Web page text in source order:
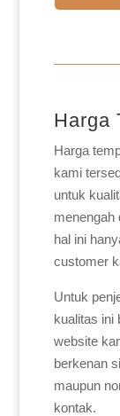
Harga
Harga
kami
untuk
menengah
hal ini
customer
Untuk
kualitas ini
website
berkenan
maupun
kontak.